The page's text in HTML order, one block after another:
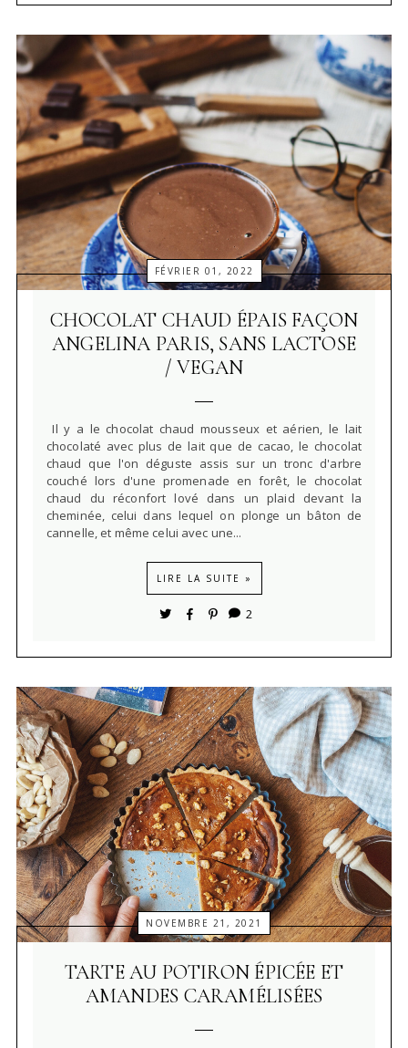
FÉVRIER 01, 2022
CHOCOLAT CHAUD ÉPAIS FAÇON
ANGELINA PARIS, SANS LACTOSE
/ VEGAN
Il y a le chocolat chaud mousseux et aérien, le lait
chocolaté avec plus de lait que de cacao, le chocolat
chaud que l'on déguste assis sur un tronc d'arbre
couché lors d'une promenade en forêt, le chocolat
chaud du réconfort lové dans un plaid devant la
cheminée, celui dans lequel on plonge un bâton de
cannelle, et même celui avec une...
LIRE LA SUITE »
2
NOVEMBRE 21, 2021
TARTE AU POTIRON ÉPICÉE ET
AMANDES CARAMÉLISÉES